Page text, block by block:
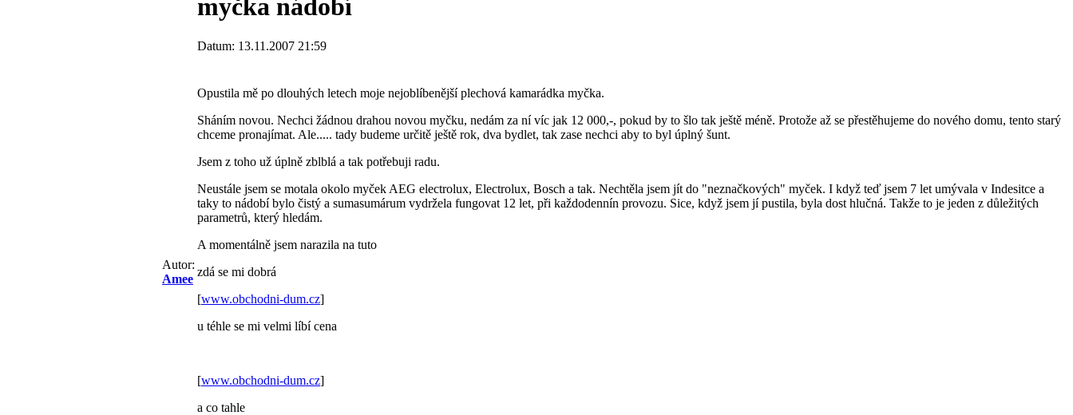
Autor:
Amee
myčka nádobí
Datum: 13.11.2007 21:59
Opustila mě po dlouhých letech moje nejoblíbenější plechová kamarádka myčka.
Sháním novou. Nechci žádnou drahou novou myčku, nedám za ní víc jak 12 000,-, pokud by to šlo tak ještě méně. Protože až se přestěhujeme do nového domu, tento starý
chceme pronajímat. Ale..... tady budeme určitě ještě rok, dva bydlet, tak zase nechci aby to byl úplný šunt.
Jsem z toho už úplně zblblá a tak potřebuji radu.
Neustále jsem se motala okolo myček AEG electrolux, Electrolux, Bosch a tak. Nechtěla jsem jít do "neznačkových" myček. I když teď jsem 7 let umývala v Indesitce a
taky to nádobí bylo čistý a sumasumárum vydržela fungovat 12 let, při každodennín provozu. Sice, když jsem jí pustila, byla dost hlučná. Takže to je jeden z důležitých
parametrů, který hledám.
A momentálně jsem narazila na tuto
zdá se mi dobrá
[www.obchodni-dum.cz]
u téhle se mi velmi líbí cena
[www.obchodni-dum.cz]
a co tahle